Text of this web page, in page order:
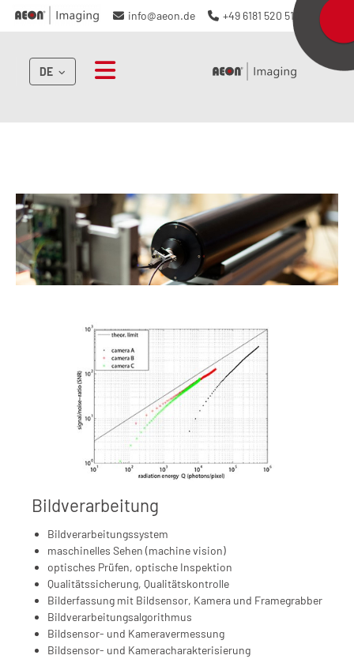
info@aeon.de +49 6181 520 510
DE
Bildverarbeitung
Bildverarbeitungssystem
maschinelles Sehen (machine vision)
optisches Prüfen, optische Inspektion
Qualitätssicherung, Qualitätskontrolle
Bilderfassung mit Bildsensor, Kamera und Framegrabber
Bildverarbeitungsalgorithmus
Bildsensor- und Kameravermessung
Bildsensor- und Kameracharakterisierung